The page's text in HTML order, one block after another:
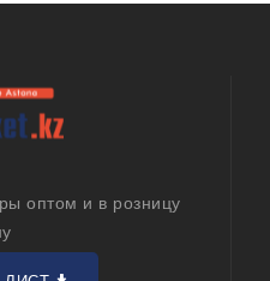
оптом и в розницу